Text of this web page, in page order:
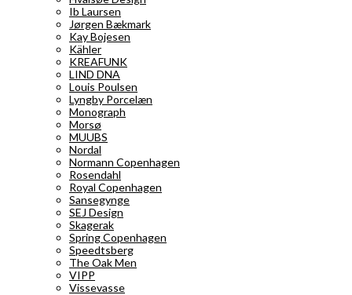
Ib Laursen
Jørgen Bækmark
Kay Bojesen
Kähler
KREAFUNK
LIND DNA
Louis Poulsen
Lyngby Porcelæn
Monograph
Morsø
MUUBS
Nordal
Normann Copenhagen
Rosendahl
Royal Copenhagen
Sansegynge
SEJ Design
Skagerak
Spring Copenhagen
Speedtsberg
The Oak Men
VIPP
Vissevasse